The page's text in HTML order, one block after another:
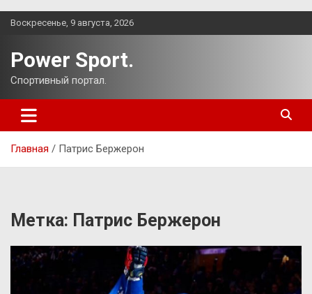
Перейти
Воскресенье, 9 августа, 2026
Power Sport.
Спортивный портал.
Главная Патрис Бержерон
Метка: Патрис Бержерон